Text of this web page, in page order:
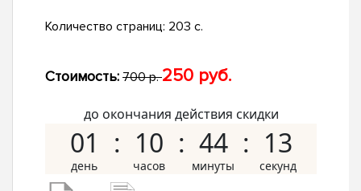
Количество страниц: 203 с.
Стоимость: 700 р.250 руб.
до окончания действия скидки
01 10 44 12